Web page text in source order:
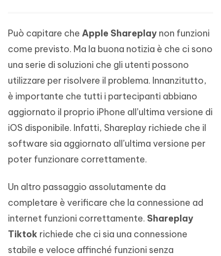
Può capitare che Apple Shareplay non funzioni
come previsto. Ma la buona notizia è che ci sono
una serie di soluzioni che gli utenti possono
utilizzare per risolvere il problema. Innanzitutto,
è importante che tutti i partecipanti abbiano
aggiornato il proprio iPhone all’ultima versione di
iOS disponibile. Infatti, Shareplay richiede che il
software sia aggiornato all’ultima versione per
poter funzionare correttamente.
Un altro passaggio assolutamente da
completare è verificare che la connessione ad
internet funzioni correttamente. Shareplay
Tiktok richiede che ci sia una connessione
stabile e veloce affinché funzioni senza